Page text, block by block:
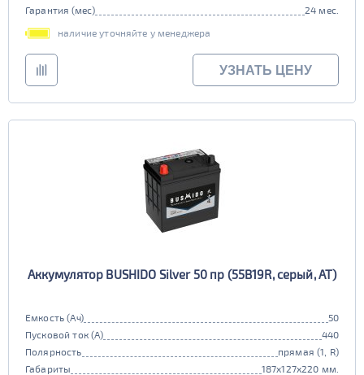
Гарантия (мес)
24 мес.
наличие уточняйте у менеджера
УЗНАТЬ ЦЕНУ
Аккумулятор BUSHIDO Silver 50 пр (55B19R, серый, AT)
Емкость (Ач)
50
Пусковой ток (А)
440
Полярность
прямая (1, R)
Габариты
187x127x220 мм.